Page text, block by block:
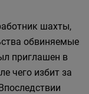
шахты,
обвиняемые
приглашен в
чего избит за